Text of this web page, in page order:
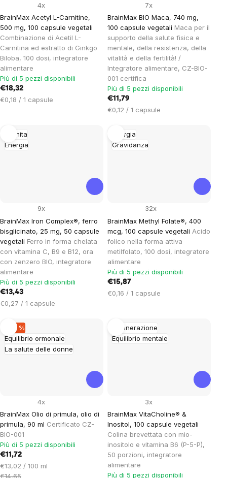
BrainMax Acetyl L-Carnitine,
500 mg, 100 capsule vegetali
Combinazione di Acetil L-
Carnitina ed estratto di Ginkgo
Biloba, 100 dosi, integratore
alimentare
4x
Più di 5 pezzi disponibili
€18,32
Prezzo
€0,18 / 1 capsule
BrainMax BIO Maca, 740 mg,
100 capsule vegetali Maca per il
supporto della salute fisica e
mentale, della resistenza, della
vitalità e della fertilità! /
Integratore alimentare, CZ-BIO-
001 certifica
7x
Più di 5 pezzi disponibili
€11,79
Prezzo
€0,12 / 1 capsule
Imunita
Energia
BrainMax Iron Complex®, ferro
bisglicinato, 25 mg, 50 capsule
vegetali Ferro in forma chelata
con vitamina C, B9 e B12, ora
con zenzero BIO, integratore
alimentare
9x
Più di 5 pezzi disponibili
€13,43
Prezzo
€0,27 / 1 capsule
Energia
Gravidanza
BrainMax Methyl Folate®, 400
mcg, 100 capsule vegetali Acido
folico nella forma attiva
metilfolato, 100 dosi, integratore
alimentare
32x
Più di 5 pezzi disponibili
€15,87
Prezzo
€0,16 / 1 capsule
Equilibrio ormonale
La salute delle donne
–20 %
BrainMax Olio di primula, olio di
primula, 90 ml Certificato CZ-
BIO-001
4x
Più di 5 pezzi disponibili
€11,72
Prezzo
unitario:
€13,02 / 100 ml
€14,65
Rigenerazione
Equilibrio mentale
BrainMax VitaCholine® &
Inositol, 100 capsule vegetali
Colina brevettata con mio-
inositolo e vitamina B6 (P-5-P),
50 porzioni, integratore
alimentare
3x
Più di 5 pezzi disponibili